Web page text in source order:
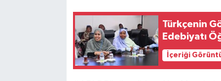
Türkçenin
Edebiyatı
İçeriği